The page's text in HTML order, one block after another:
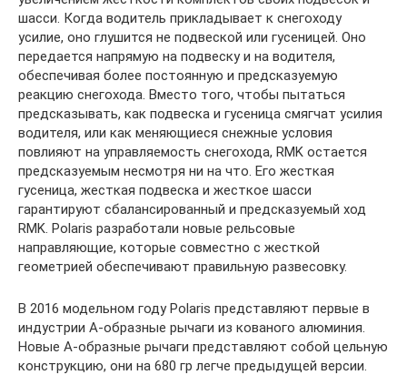
шасси. Когда водитель прикладывает к снегоходу
усилие, оно глушится не подвеской или гусеницей. Оно
передается напрямую на подвеску и на водителя,
обеспечивая более постоянную и предсказуемую
реакцию снегохода. Вместо того, чтобы пытаться
предсказывать, как подвеска и гусеница смягчат усилия
водителя, или как меняющиеся снежные условия
повлияют на управляемость снегохода, RMK остается
предсказуемым несмотря ни на что. Его жесткая
гусеница, жесткая подвеска и жесткое шасси
гарантируют сбалансированный и предсказуемый ход
RMK. Polaris разработали новые рельсовые
направляющие, которые совместно с жесткой
геометрией обеспечивают правильную развесовку.
В 2016 модельном году Polaris представляют первые в
индустрии А-образные рычаги из кованого алюминия.
Новые А-образные рычаги представляют собой цельную
конструкцию, они на 680 гр легче предыдущей версии.